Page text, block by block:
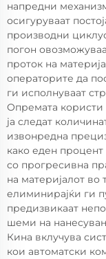
напредни
осигуруваат
производни
погон
проток на
операторите да
ги исполнуваат
Опремата користи
ја следат
извонредна
како еден
со прогресивна
на материјалот во
елиминирајќи ги
предизвикаат
шеми на
Кина вклучува
кои автоматски